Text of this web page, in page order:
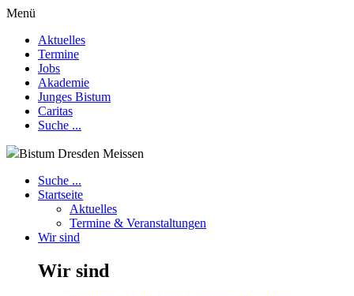
Menü
Aktuelles
Termine
Jobs
Akademie
Junges Bistum
Caritas
Suche ...
Bistum Dresden Meissen
Suche ...
Startseite
Aktuelles
Termine & Veranstaltungen
Wir sind
Wir sind